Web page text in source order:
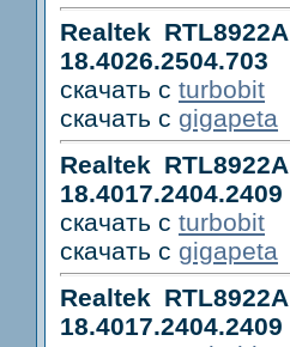
Realtek
18.4026.2504.703
скачать с turbobit
скачать с gigapeta
Realtek
скачать с turbobit
скачать с gigapeta
Realtek